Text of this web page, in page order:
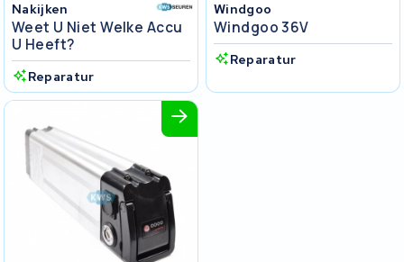
Nakijken
Weet U Niet Welke Accu
U Heeft?
Reparatur
Windgoo
Windgoo 36V
Reparatur